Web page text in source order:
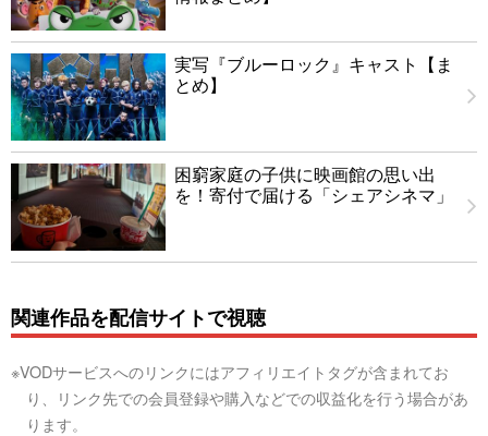
実写『ブルーロック』キャスト【ま
とめ】
困窮家庭の子供に映画館の思い出
を！寄付で届ける「シェアシネマ」
関連作品を配信サイトで視聴
※VODサービスへのリンクにはアフィリエイトタグが含まれてお
り、リンク先での会員登録や購入などでの収益化を行う場合があ
ります。